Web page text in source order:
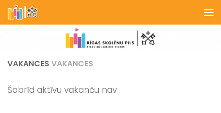
Skip to content
VAKANCES VAKANCES
Šobrīd aktīvu vakanču nav